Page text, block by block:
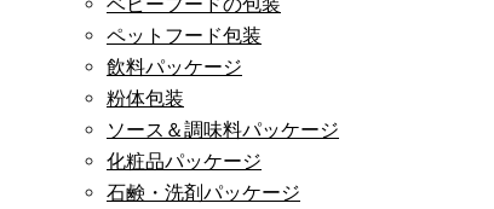
ペットフード包装
飲料パッケージ
粉体包装
ソース＆調味料パッケージ
化粧品パッケージ
石鹸・洗剤パッケージ